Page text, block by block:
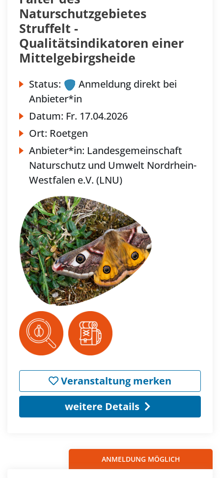
Naturschutzgebietes
Struffelt -
Qualitätsindikatoren einer
Mittelgebirgsheide
Status:
Anmeldung direkt bei
Anbieter*in
Datum: Fr. 17.04.2026
Ort: Roetgen
Anbieter*in: Landesgemeinschaft
Naturschutz und Umwelt Nordrhein-
Westfalen e.V. (LNU)
Veranstaltung merken
weitere Details
ANMELDUNG MÖGLICH